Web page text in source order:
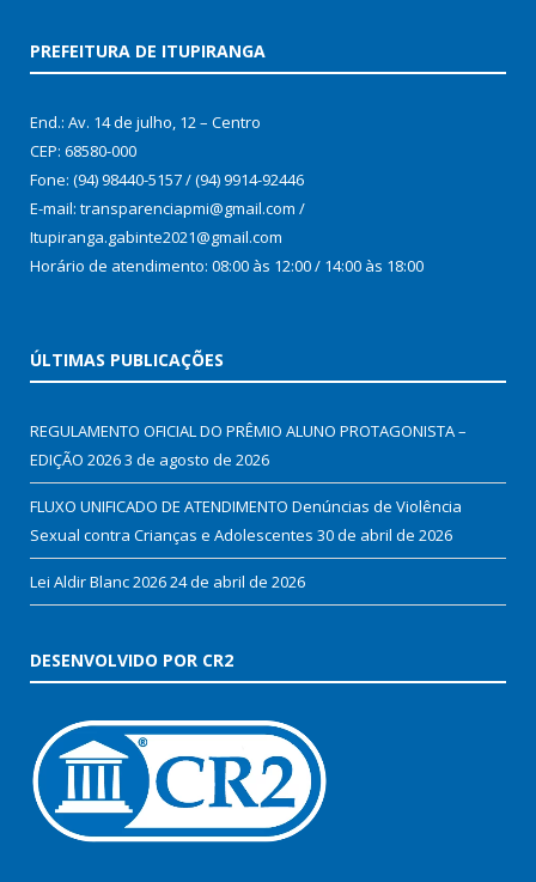
PREFEITURA DE ITUPIRANGA
End.: Av. 14 de julho, 12 – Centro
CEP: 68580-000
Fone: (94) 98440-5157 / (94) 9914-92446
E-mail: transparenciapmi@gmail.com /
Itupiranga.gabinte2021@gmail.com
Horário de atendimento: 08:00 às 12:00 / 14:00 às 18:00
ÚLTIMAS PUBLICAÇÕES
REGULAMENTO OFICIAL DO PRÊMIO ALUNO PROTAGONISTA –
EDIÇÃO 20263 de agosto de 2026
FLUXO UNIFICADO DE ATENDIMENTO Denúncias de Violência
Sexual contra Crianças e Adolescentes 30 de abril de 2026
Lei Aldir Blanc 202624 de abril de 2026
DESENVOLVIDO POR CR2